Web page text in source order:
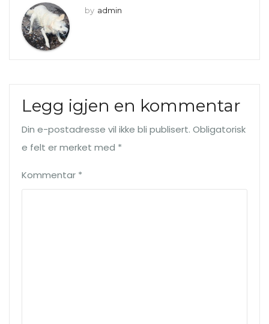
by admin
Legg igjen en kommentar
Din e-postadresse vil ikke bli publisert. Obligatorisk
e felt er merket med *
Kommentar *